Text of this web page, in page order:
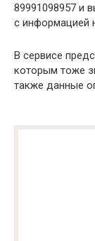
89991098957 и
с информацией
В сервисе
которым тоже
также данные